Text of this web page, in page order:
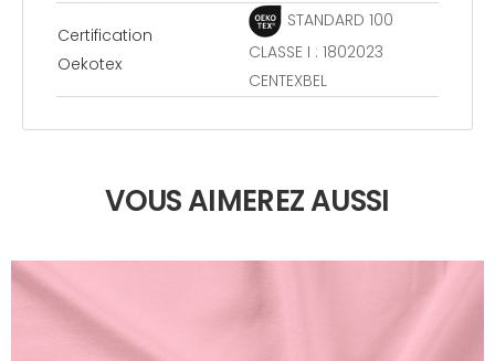
Certification
Oekotex
STANDARD 100
CLASSE I : 1802023
CENTEXBEL
VOUS AIMEREZ AUSSI